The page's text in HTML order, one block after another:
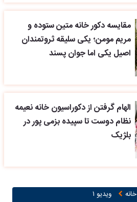
مقایسه دکور خانه متین ستوده و
مریم مومن؛ یکی سلیقه ثروتمندان
اصیل یکی اما جوان پسند
الهام گرفتن از دکوراسیون خانه نعیمه
نظام دوست تا سپیده بزمی پور در
بلژیک
خانه
ویدیو ۱